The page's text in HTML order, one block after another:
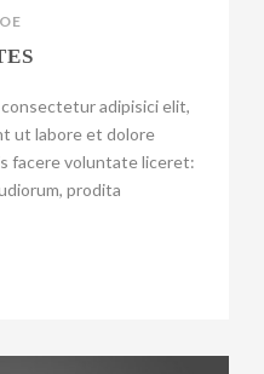
adipisici elit,
ut labore et dolore
facere voluntate liceret:
prodita